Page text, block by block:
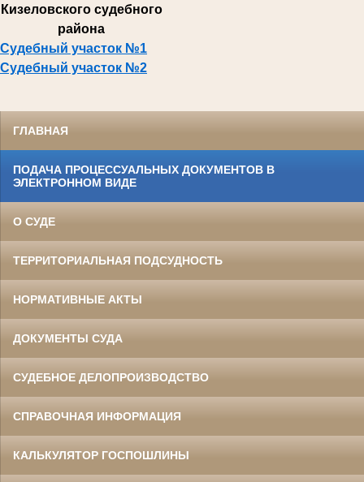
Кизеловского судебного
района
Судебный участок №1
Судебный участок №2
ГЛАВНАЯ
ПОДАЧА ПРОЦЕССУАЛЬНЫХ ДОКУМЕНТОВ В
ЭЛЕКТРОННОМ ВИДЕ
О СУДЕ
ТЕРРИТОРИАЛЬНАЯ ПОДСУДНОСТЬ
НОРМАТИВНЫЕ АКТЫ
ДОКУМЕНТЫ СУДА
СУДЕБНОЕ ДЕЛОПРОИЗВОДСТВО
СПРАВОЧНАЯ ИНФОРМАЦИЯ
КАЛЬКУЛЯТОР ГОСПОШЛИНЫ